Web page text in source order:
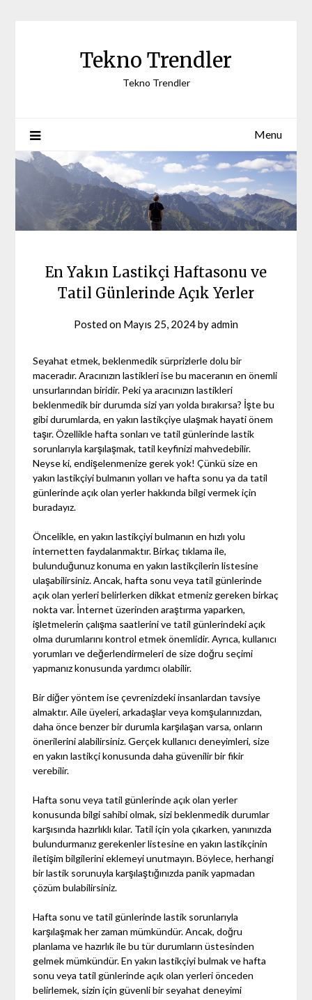
Tekno Trendler
Tekno Trendler
Menu
En Yakın Lastikçi Haftasonu ve
Tatil Günlerinde Açık Yerler
Posted on Mayıs 25, 2024byadmin
Seyahat etmek, beklenmedik sürprizlerle dolu bir
maceradır. Aracınızın lastikleri ise bu maceranın en önemli
unsurlarından biridir. Peki ya aracınızın lastikleri
beklenmedik bir durumda sizi yarı yolda bırakırsa? İşte bu
gibi durumlarda, en yakın lastikçiye ulaşmak hayati önem
taşır. Özellikle hafta sonları ve tatil günlerinde lastik
sorunlarıyla karşılaşmak, tatil keyfinizi mahvedebilir.
Neyse ki, endişelenmenize gerek yok! Çünkü size en
yakın lastikçiyi bulmanın yolları ve hafta sonu ya da tatil
günlerinde açık olan yerler hakkında bilgi vermek için
buradayız.
Öncelikle, en yakın lastikçiyi bulmanın en hızlı yolu
internetten faydalanmaktır. Birkaç tıklama ile,
bulunduğunuz konuma en yakın lastikçilerin listesine
ulaşabilirsiniz. Ancak, hafta sonu veya tatil günlerinde
açık olan yerleri belirlerken dikkat etmeniz gereken birkaç
nokta var. İnternet üzerinden araştırma yaparken,
işletmelerin çalışma saatlerini ve tatil günlerindeki açık
olma durumlarını kontrol etmek önemlidir. Ayrıca, kullanıcı
yorumları ve değerlendirmeleri de size doğru seçimi
yapmanız konusunda yardımcı olabilir.
Bir diğer yöntem ise çevrenizdeki insanlardan tavsiye
almaktır. Aile üyeleri, arkadaşlar veya komşularınızdan,
daha önce benzer bir durumla karşılaşan varsa, onların
önerilerini alabilirsiniz. Gerçek kullanıcı deneyimleri, size
en yakın lastikçi konusunda daha güvenilir bir fikir
verebilir.
Hafta sonu veya tatil günlerinde açık olan yerler
konusunda bilgi sahibi olmak, sizi beklenmedik durumlar
karşısında hazırlıklı kılar. Tatil için yola çıkarken, yanınızda
bulundurmanız gerekenler listesine en yakın lastikçinin
iletişim bilgilerini eklemeyi unutmayın. Böylece, herhangi
bir lastik sorunuyla karşılaştığınızda panik yapmadan
çözüm bulabilirsiniz.
Hafta sonu ve tatil günlerinde lastik sorunlarıyla
karşılaşmak her zaman mümkündür. Ancak, doğru
planlama ve hazırlık ile bu tür durumların üstesinden
gelmek mümkündür. En yakın lastikçiyi bulmak ve hafta
sonu veya tatil günlerinde açık olan yerleri önceden
belirlemek, sizin için güvenli bir seyahat deneyimi